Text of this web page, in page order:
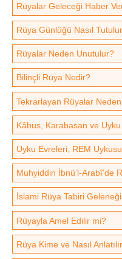
Rüyalar Geleceği Haber
Rüya Günlüğü Nasıl
Rüyalar Neden Unutulur?
Bilinçli Rüya Nedir?
Tekrarlayan Rüyalar
Kâbus, Karabasan ve
Uyku Evreleri, REM
Muhyiddin İbnü’l-Arabî’de
İslami Rüya Tabiri Geleneği
Rüyayla Amel Edilir mi?
Rüya Kime ve Nasıl